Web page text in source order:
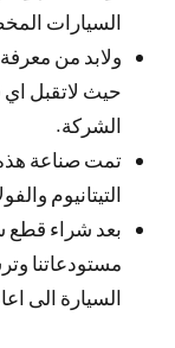
السيارات
ولابد من
حيث لاتقبل
الشركة.
تمت صناعة
التيتانيوم
بعد شراء قطع
مستودعاتنا
السيارة الى